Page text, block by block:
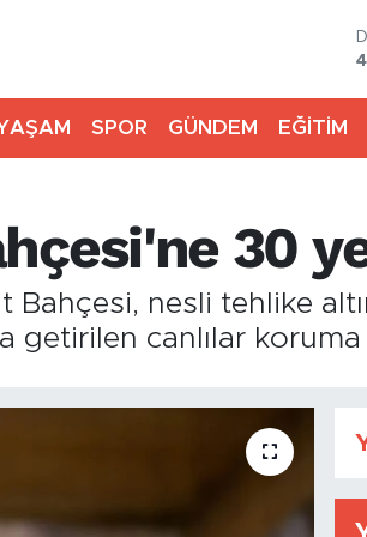
SPOR GÜNDEM EĞİTİM
30
Bahçesi, nesli tehlike
canlılar koruma